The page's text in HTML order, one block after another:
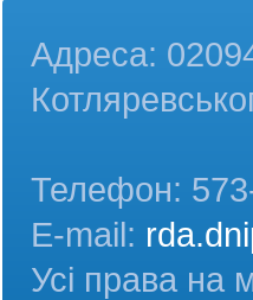
Адреса:
Телефон:
E-mail:
Усі права на